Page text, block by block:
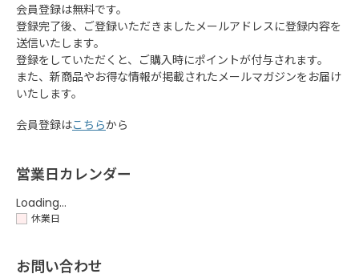
会員登録は無料です。
登録完了後、ご登録いただきましたメールアドレスに登録内容を
送信いたします。
登録をしていただくと、ご購入時にポイントが付与されます。
また、新商品やお得な情報が掲載されたメールマガジンをお届け
いたします。
会員登録はこちらから
営業日カレンダー
Loading...
休業日
お問い合わせ